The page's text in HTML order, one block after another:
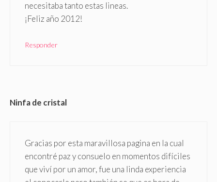
necesitaba tanto estas lineas.
¡Feliz año 2012!
Responder
Ninfa de cristal
Gracias por esta maravillosa pagina en la cual
encontré paz y consuelo en momentos difíciles
que viví por un amor, fue una linda experiencia